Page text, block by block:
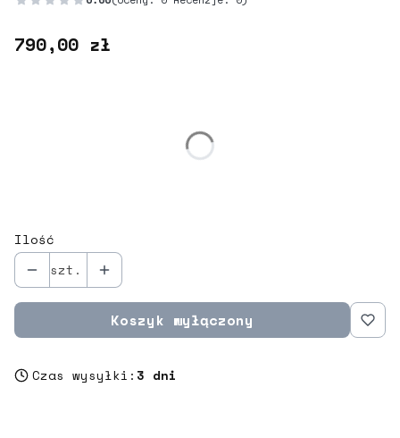
Cena
790,00 zł
Ilość
szt.
Koszyk wyłączony
Czas wysyłki: 3 dni